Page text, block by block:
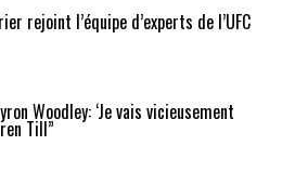
rejoint l’équipe d’experts de l’UFC
Woodley: ‘Je vais vicieusement
Till”